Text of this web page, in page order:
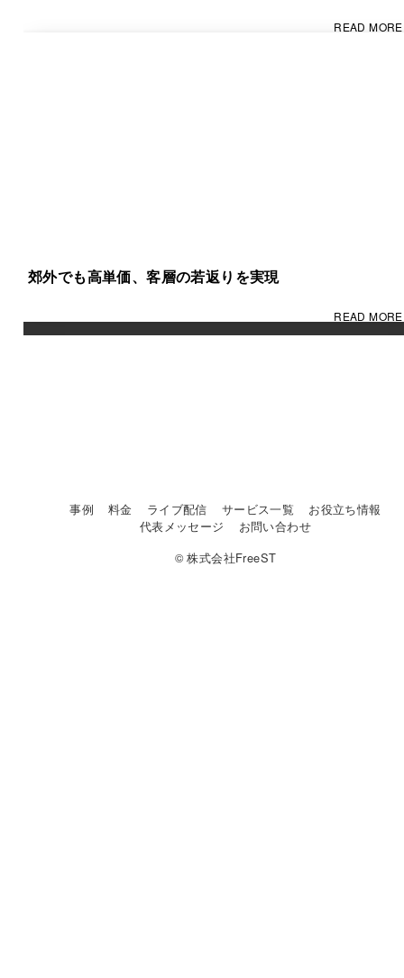
READ MORE
郊外でも高単価、客層の若返りを実現
READ MORE
事例 料金 ライブ配信 サービス一覧
お役立ち情報
代表メッセージ
お問い合わせ
© 株式会社FreeST